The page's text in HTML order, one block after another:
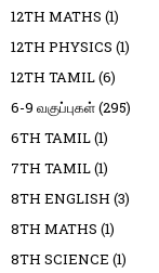
12TH MATHS (1)
12TH PHYSICS (1)
12TH TAMIL(6)
6-9 வகுப்புகள்(295)
6TH TAMIL(1)
7TH TAMIL(1)
8TH ENGLISH (3)
8TH MATHS (1)
8TH SCIENCE (1)